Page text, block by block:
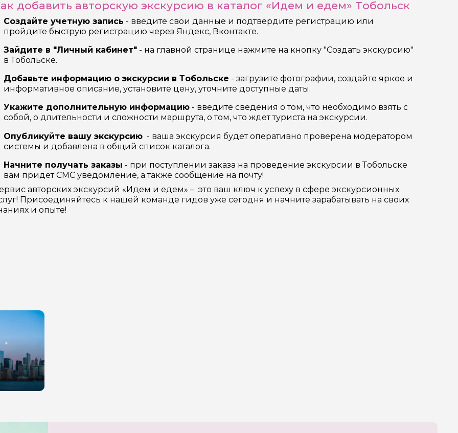
добавить авторскую экскурсию в каталог «Идем и едем» Тобольск
Создайте учетную запись - введите свои данные и подтвердите регистрацию или
пройдите быструю регистрацию через Яндекс, Вконтакте.
Зайдите в "Личный кабинет" - на главной странице нажмите на кнопку "Создать экскурсию"
в Тобольске.
Добавьте информацию о экскурсии в Тобольске - загрузите фотографии, создайте яркое и
информативное описание, установите цену, уточните доступные даты.
Укажите дополнительную информацию - введите сведения о том, что необходимо взять с
собой, о длительности и сложности маршрута, о том, что ждет туриста на экскурсии.
Опубликуйте вашу экскурсию - ваша экскурсия будет оперативно проверена модератором
системы и добавлена в общий список каталога.
Начните получать заказы - при поступлении заказа на проведение экскурсии в Тобольске
вам придет СМС уведомление, а также сообщение на почту!
авторских экскурсий «Идем и едем» – это ваш ключ к успеху в сфере экскурсионных
Присоединяйтесь к нашей команде гидов уже сегодня и начните зарабатывать на своих
и опыте!
обработку